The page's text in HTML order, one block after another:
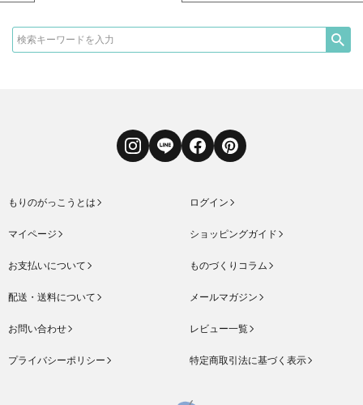
InstagramLINE FacebookPinterest
もりのがっこうとは ログイン
マイページ ショッピングガイド
お支払いについて ものづくりコラム
配送・送料について メールマガジン
お問い合わせ レビュー一覧
プライバシーポリシー 特定商取引法に基づく表示